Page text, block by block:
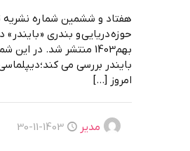
هفتاد و ششمین شماره
بهم1403 منتشر شد. در
بایندر بررسی می کند؛دیپلماسی
امروز […]
مدیر 1403-11-30